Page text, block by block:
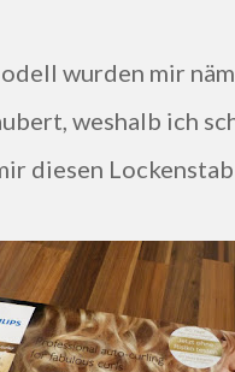
weshalb ich
diesen